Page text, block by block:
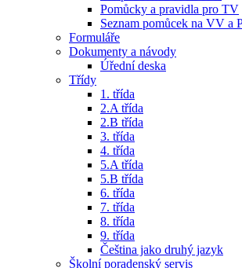
Pomůcky a pravidla pro TV
Seznam pomůcek na VV a
Formuláře
Dokumenty a návody
Úřední deska
Třídy
1. třída
2.A třída
2.B třída
3. třída
4. třída
5.A třída
5.B třída
6. třída
7. třída
8. třída
9. třída
Čeština jako druhý jazyk
Školní poradenský servis